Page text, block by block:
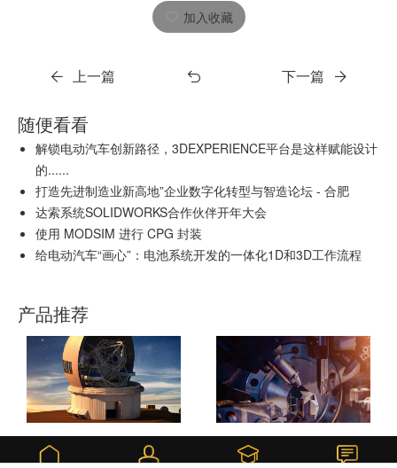
加入收藏
上一篇 下一篇
随便看看
解锁电动汽车创新路径，3DEXPERIENCE平台是这样赋能设计
的......
打造先进制造业新高地”企业数字化转型与智造论坛 - 合肥
达索系统SOLIDWORKS合作伙伴开年大会
使用 MODSIM 进行 CPG 封装
给电动汽车“画心”：电池系统开发的一体化1D和3D工作流程
产品推荐
SOLIDWORKS 3D CAD DELMIAWORKS